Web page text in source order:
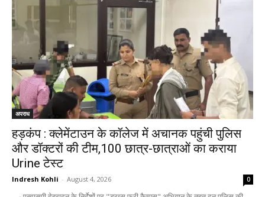
अपराध
हड़कंप : क्लेमेंटाउन के कॉलेज में अचानक पहुंची पुलिस
और डॉक्टरों की टीम,100 छात्र-छात्राओं का कराया
Urine टेस्ट
Indresh Kohli - August 4, 2026 0